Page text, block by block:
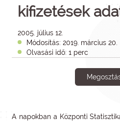
kifizetések
2005. július 12.
Módosítás: 2019. március 20.
Olvasási idő: 1 perc
A napokban a Központi